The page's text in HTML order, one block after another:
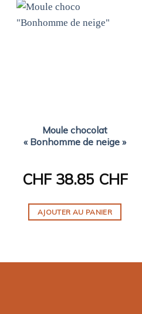
Moule chocolat
« Bonhomme de neige »
CHF38.85 CHF
AJOUTER AU PANIER